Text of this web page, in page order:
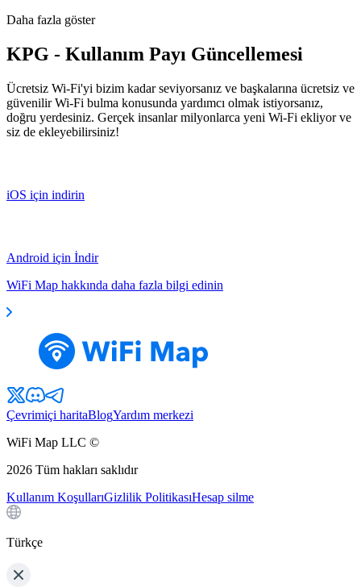
Daha fazla göster
KPG - Kullanım Payı Güncellemesi
Ücretsiz Wi-Fi'yi bizim kadar seviyorsanız ve başkalarına ücretsiz ve
güvenilir Wi-Fi bulma konusunda yardımcı olmak istiyorsanız,
doğru yerdesiniz. Gerçek insanlar milyonlarca yeni Wi-Fi ekliyor ve
siz de ekleyebilirsiniz!
iOS için indirin
Android için İndir
WiFi Map hakkında daha fazla bilgi edinin
Çevrimiçi haritaBlogYardım merkezi
WiFi Map LLC ©
2026 Tüm hakları saklıdır
Kullanım KoşullarıGizlilik PolitikasıHesap silme
Türkçe